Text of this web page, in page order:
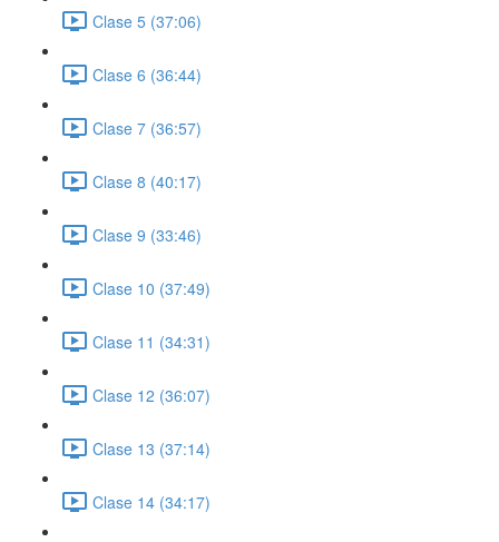
Clase 5 (37:06)
Clase 6 (36:44)
Clase 7 (36:57)
Clase 8 (40:17)
Clase 9 (33:46)
Clase 10 (37:49)
Clase 11 (34:31)
Clase 12 (36:07)
Clase 13 (37:14)
Clase 14 (34:17)